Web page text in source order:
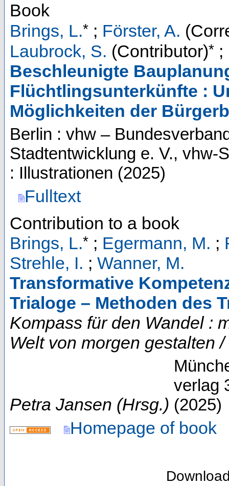
Book
Brings, L.* ; Förster, A.
Laubrock, S. (Contributor)* ;
Beschleunigte
Flüchtlingsunterkünfte :
Möglichkeiten der
Berlin : vhw –
Stadtentwicklung e. V., vhw-
: Illustrationen (2025)
Fulltext
Contribution to a book
Brings, L.* ; Egermann, M. ;
Strehle, I. ; Wanner, M.
Transformative
Trialoge – Methoden des
Kompass für den Wandel :
Welt von morgen gestalten
Petra Jansen (Hrsg.)
verlag
(2025)
Homepage of book